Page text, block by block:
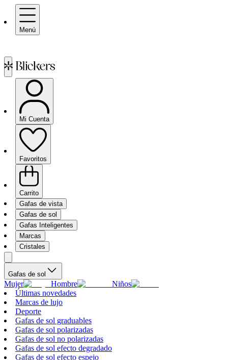
Menú
Mi Cuenta
Favoritos
Carrito
Gafas de vista
Gafas de sol
Gafas Inteligentes
Marcas
Cristales
Gafas de sol
Mujer Hombre
Niños
Últimas novedades
Marcas de lujo
Deporte
Gafas de sol graduables
Gafas de sol polarizadas
Gafas de sol no polarizadas
Gafas de sol efecto degradado
Gafas de sol efecto espejo